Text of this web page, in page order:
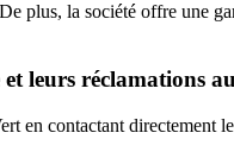
plus, la société offre une
leurs réclamations
en contactant